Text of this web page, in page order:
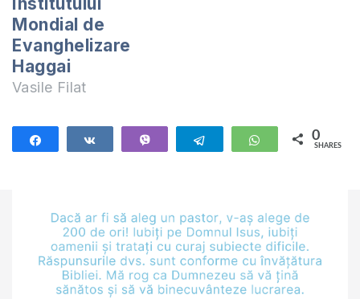
Mondial de
Evanghelizare
Haggai
Vasile Filat
Telegram WhatsApp
0
SHARES